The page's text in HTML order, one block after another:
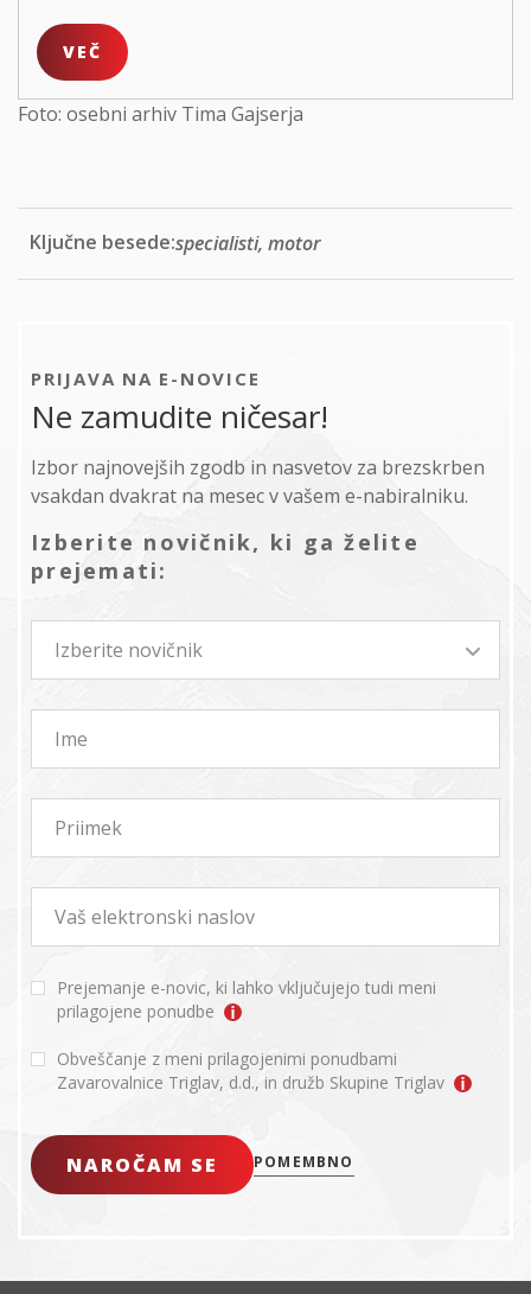
VEČ
Foto: osebni arhiv Tima Gajserja
Ključne besede:specialisti, motor
PRIJAVA NA E-NOVICE
Ne zamudite ničesar!
Izbor najnovejših zgodb in nasvetov za brezskrben
vsakdan dvakrat na mesec v vašem e-nabiralniku.
Izberite novičnik, ki ga želite
prejemati:
Izberite novičnik
Ime
Priimek
Vaš elektronski naslov
Prejemanje e-novic, ki lahko vključujejo tudi meni
prilagojene ponudbe
Obveščanje z meni prilagojenimi ponudbami
Zavarovalnice Triglav, d.d., in družb Skupine Triglav
NAROČAM SE POMEMBNO